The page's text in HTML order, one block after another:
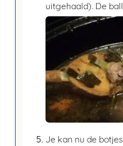
uitgehaald). De
Je kan nu de